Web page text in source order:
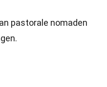
pastorale nomaden